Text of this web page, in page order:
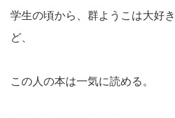
学生の頃から、群ようこは大好
ど、
この人の本は一気に読める。